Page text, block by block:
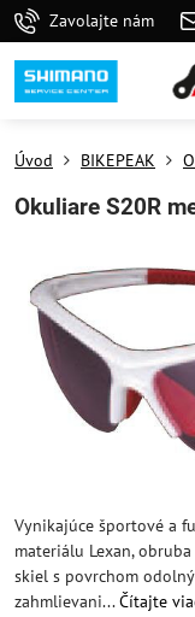
Zavolajte nám
Úvod BIKEPEAK
Okuliare S20R
Vynikajúce športové a
materiálu Lexan,
skiel s povrchom
zahmlievani...Čítajte